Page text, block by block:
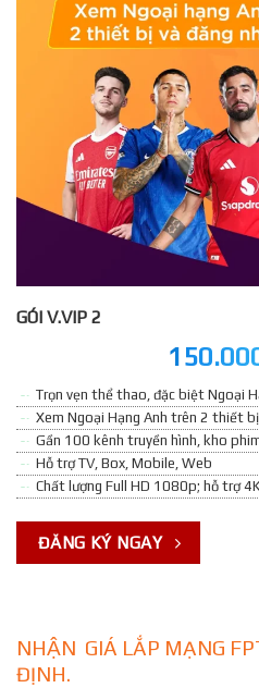
GÓI V.VIP 2
Trọn vẹn thể thao, đặc biệt Ngoại
Xem Ngoại Hạng Anh trên 2 thiết
Gần 100 kênh truyền hình, kho
Hỗ trợ TV, Box, Mobile, Web
Chất lượng Full HD 1080p; hỗ trợ
ĐĂNG KÝ NGAY
NHẬN GIÁ LẮP MẠNG
ĐỊNH.